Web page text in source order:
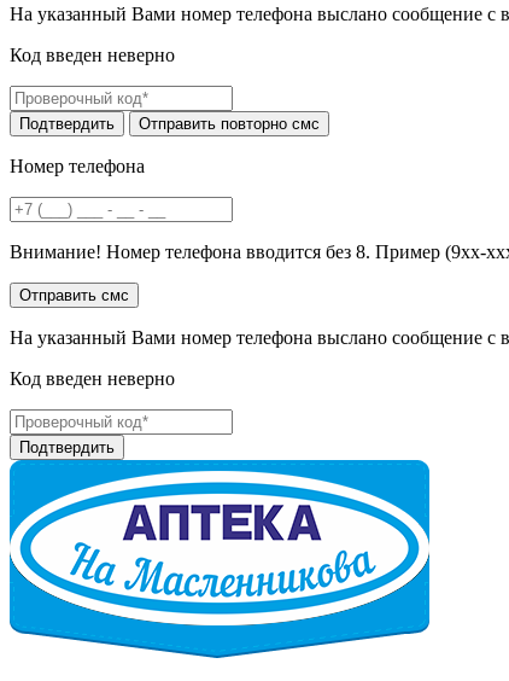
На указанный Вами номер телефона выслано сообщение
Код введен неверно
Номер телефона
Внимание! Номер телефона вводится без 8. Пример (9хх-
На указанный Вами номер телефона выслано сообщение
Код введен неверно